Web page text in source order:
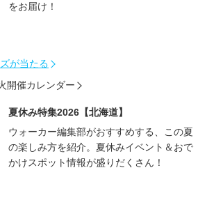
をお届け！
が当たる
開催カレンダー
夏休み特集2026【北海道】
ウォーカー編集部がおすすめする、この夏
の楽しみ方を紹介。夏休みイベント＆おで
かけスポット情報が盛りだくさん！